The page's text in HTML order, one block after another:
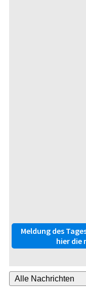
Meldung des
hier die